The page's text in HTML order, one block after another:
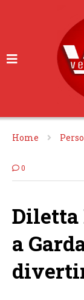
Home
0
Diletta
a